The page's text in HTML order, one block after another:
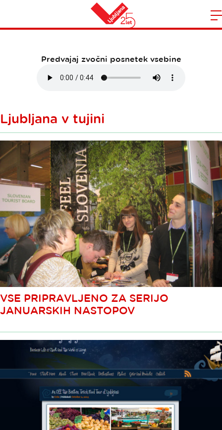
Domov
December 2013
Predvajaj zvočni posnetek vsebine
Ljubljana v tujini
VSE PRIPRAVLJENO ZA SERIJO
JANUARSKIH NASTOPOV